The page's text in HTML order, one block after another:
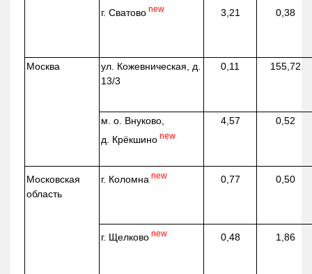
г. Сватово new 3,21 0,38
Москва ул. Кожевническая, д.
13/3
0,11 155,72
м. о. Внуково,
д. Крёкшино new
4,57 0,52
Московская
область
г. Коломна new 0,77 0,50
г. Щелково new 0,48 1,86